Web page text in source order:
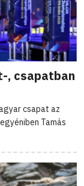
, csapatban
csapat az
Tamás